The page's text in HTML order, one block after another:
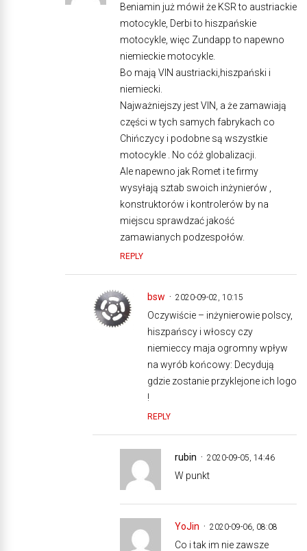
Beniamin już mówił że KSR to austriackie
motocykle, Derbi to hiszpańskie
motocykle, więc Zundapp to napewno
niemieckie motocykle.
Bo mają VIN austriacki,hiszpański i
niemiecki.
Najważniejszy jest VIN, a że zamawiają
części w tych samych fabrykach co
Chińczycy i podobne są wszystkie
motocykle . No cóż globalizacji.
Ale napewno jak Romet i te firmy
wysyłają sztab swoich inżynierów ,
konstruktorów i kontrolerów by na
miejscu sprawdzać jakość
zamawianych podzespołów.
REPLY
bsw 2020-09-02, 10:15
Oczywiście – inżynierowie polscy,
hiszpańscy i włoscy czy
niemieccy maja ogromny wpływ
na wyrób końcowy: Decydują
gdzie zostanie przyklejone ich logo
!
REPLY
rubin 2020-09-05, 14:46
W punkt
YoJin 2020-09-06, 08:08
Co i tak im nie zawsze